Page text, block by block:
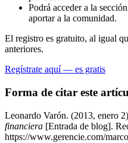
Podrá acceder a la
aportar a la comunidad.
El registro es gratuito, al igual
anteriores.
Regístrate aquí — es gratis
Forma de citar este
Leonardo Varón. (2013, enero
financiera [Entrada de blog].
https://www.gerencie.com/